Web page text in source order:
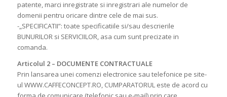
patente, marci inregistrate si inregistrari ale numelor de
domenii pentru oricare dintre cele de mai sus.
-„SPECIFICATII”: toate specificatiile si/sau descrierile
BUNURILOR si SERVICIILOR, asa cum sunt precizate in
comanda.
Articolul 2 – DOCUMENTE CONTRACTUALE
Prin lansarea unei comenzi electronice sau telefonice pe site-
ul WWW.CAFFECONCEPT.RO, CUMPARATORUL este de acord cu